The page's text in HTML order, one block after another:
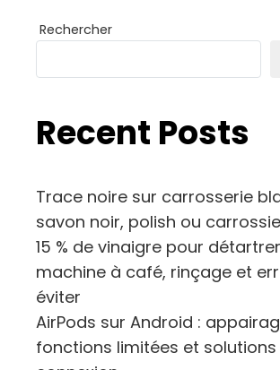
Rechercher
Recent Posts
Trace noire sur carrosserie
savon noir, polish ou
15 % de vinaigre pour
machine à café, rinçage et
éviter
AirPods sur Android :
fonctions limitées et